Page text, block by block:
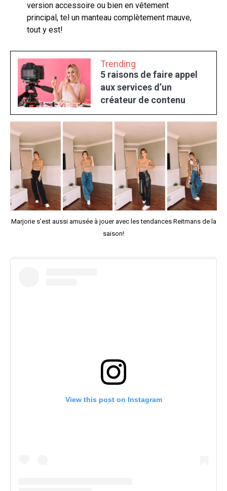
version accessoire ou bien en vêtement
principal, tel un manteau complètement mauve,
tout y est!
Trending
5 raisons de faire appel
aux services d’un
créateur de contenu
Marjorie s’est aussi amusée à jouer avec les tendances Reitmans de la
saison!
View this post on Instagram